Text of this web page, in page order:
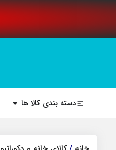
دسته بندی کالا ها